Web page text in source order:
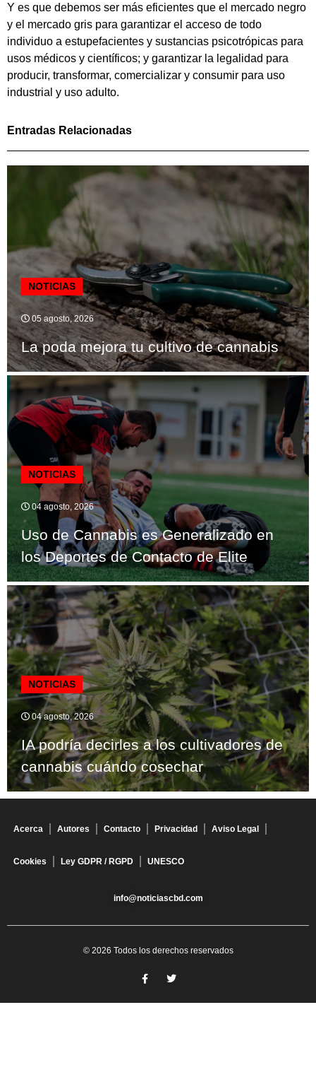
Y es que debemos ser más eficientes que el mercado negro
y el mercado gris para garantizar el acceso de todo
individuo a estupefacientes y sustancias psicotrópicas para
usos médicos y científicos; y garantizar la legalidad para
producir, transformar, comercializar y consumir para uso
industrial y uso adulto.
Entradas Relacionadas
NOTICIAS
05 agosto, 2026
La poda mejora tu cultivo de cannabis
NOTICIAS
04 agosto, 2026
Uso de Cannabis es Generalizado en
los Deportes de Contacto de Elite
NOTICIAS
04 agosto, 2026
IA podría decirles a los cultivadores de
cannabis cuándo cosechar
Acerca Autores Contacto Privacidad Aviso Legal
Cookies Ley GDPR / RGPD UNESCO
info@noticiascbd.com
© 2026 Todos los derechos reservados